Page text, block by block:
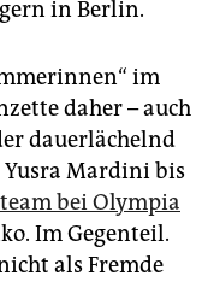
in Berlin.
im
daher – auch
dauerlächelnd
Mardini bis
bei Olympia
Im Gegenteil.
als Fremde